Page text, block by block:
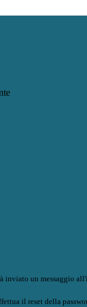
inviato un messaggio
il reset della